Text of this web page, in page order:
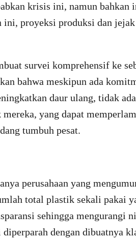
krisis ini, namun bahkan
ini, proyeksi produksi dan
survei komprehensif ke
bahwa meskipun ada
daur ulang, tidak
yang dapat
tumbuh pesat.
perusahaan yang
total plastik sekali pakai
sehingga mengurangi
dengan dibuatnya